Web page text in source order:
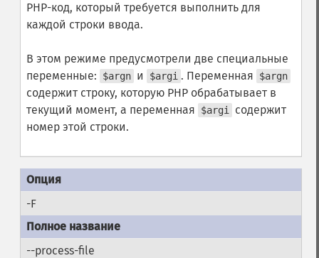
PHP-код, который требуется выполнить для
каждой строки ввода.
В этом режиме предусмотрели две специальные
переменные:
$argn и $argi . Переменная $argn
содержит строку, которую PHP обрабатывает в
текущий момент, а переменная
$argi
содержит
номер этой строки.
-F
--process-file